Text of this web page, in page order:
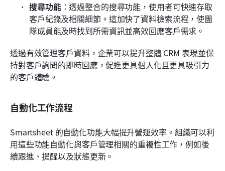
搜尋功能：透過整合的搜尋功能，使用者可快速存取
客戶紀錄及相關細節。這加快了資料檢索流程，使團
隊成員能及時找到所需資訊並高效回應客戶需求。
透過有效管理客戶資料，企業可以提升整體 CRM 表現並保
持對客戶詢問的即時回應，促進更具個人化且更具吸引力
的客戶體驗。
自動化工作流程
Smartsheet 的自動化功能大幅提升營運效率。組織可以利
用這些功能自動化與客戶管理相關的重複性工作，例如後
續跟進、提醒以及狀態更新。